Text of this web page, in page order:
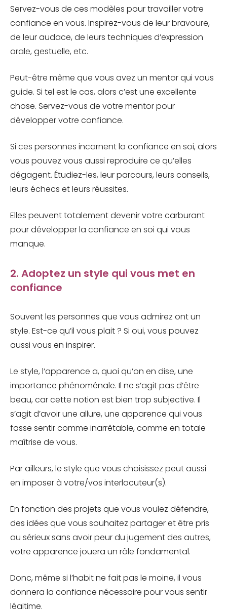
Servez-vous de ces modèles pour travailler votre
confiance en vous. Inspirez-vous de leur bravoure,
de leur audace, de leurs techniques d’expression
orale, gestuelle, etc.
Peut-être même que vous avez un mentor qui vous
guide. Si tel est le cas, alors c’est une excellente
chose. Servez-vous de votre mentor pour
développer votre confiance.
Si ces personnes incarnent la confiance en soi, alors
vous pouvez vous aussi reproduire ce qu’elles
dégagent. Étudiez-les, leur parcours, leurs conseils,
leurs échecs et leurs réussites.
Elles peuvent totalement devenir votre carburant
pour développer la confiance en soi qui vous
manque.
2. Adoptez un style qui vous met en
confiance
Souvent les personnes que vous admirez ont un
style. Est-ce qu’il vous plait ? Si oui, vous pouvez
aussi vous en inspirer.
Le style, l’apparence a, quoi qu’on en dise, une
importance phénoménale. Il ne s’agit pas d’être
beau, car cette notion est bien trop subjective. Il
s’agit d’avoir une allure, une apparence qui vous
fasse sentir comme inarrêtable, comme en totale
maîtrise de vous.
Par ailleurs, le style que vous choisissez peut aussi
en imposer à votre/vos interlocuteur(s).
En fonction des projets que vous voulez défendre,
des idées que vous souhaitez partager et être pris
au sérieux sans avoir peur du jugement des autres,
votre apparence jouera un rôle fondamental.
Donc, même si l’habit ne fait pas le moine, il vous
donnera la confiance nécessaire pour vous sentir
légitime.